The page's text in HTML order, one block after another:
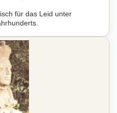
für das Leid unter